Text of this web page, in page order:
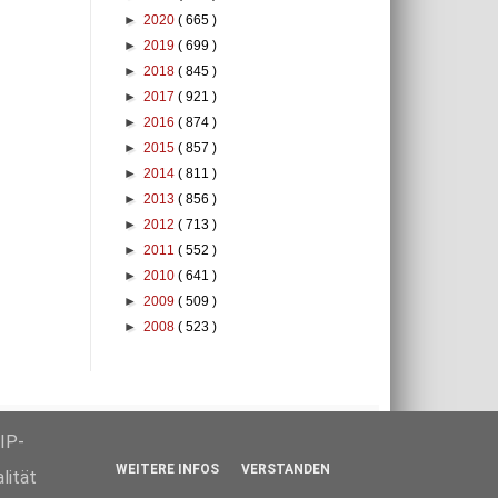
► 2020 ( 665 )
► 2019 ( 699 )
► 2018 ( 845 )
► 2017 ( 921 )
► 2016 ( 874 )
► 2015 ( 857 )
► 2014 ( 811 )
► 2013 ( 856 )
► 2012 ( 713 )
► 2011 ( 552 )
► 2010 ( 641 )
► 2009 ( 509 )
► 2008 ( 523 )
WEITERE INFOS VERSTANDEN